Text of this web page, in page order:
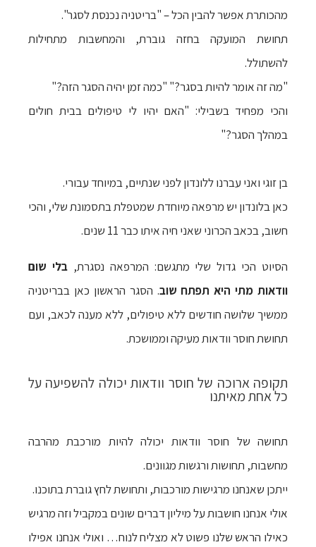
מהכותרת אפשר להבין הכל – "בריטניה נכנסת לסגר".
תחושת המועקה בחזה גוברת, והמחשבות מתחילות
להשתולל.
"מה זה אומר להיות בסגר?" "כמה זמן יהיה הסגר הזה?"
והכי מפחיד בשבילי: "האם יהיו לי טיפולים בבית חולים
במהלך הסגר?"
בן זוגי ואני עברנו ללונדון לפני שנתיים, במיוחד עבורי.
כאן בלונדון יש מרפאה מיוחדת שמטפלת בתסמונת שלי, והכי
חשוב, בכאב הכרוני שאני חיה איתו כבר 11 שנים.
הסיוט הכי גדול שלי מתגשם: המרפאה נסגרת,בלי שום
וודאות מתי היא תפתח שוב. הסגר הראשון כאן בבריטניה
ממשיך שלושה חודשים ללא טיפולים, ללא מענה לכאב, ועם
תחושת חוסר וודאות מעיקה וממושכת.
תקופה ארוכה של חוסר וודאות יכולה להשפיעה על
כל אחת מאיתנו
תחושה של חוסר וודאות יכולה להיות מורכבת מהרבה
מחשבות, תחושות ורגשות מגוונים.
ייתכן שאנחנו מרגישות מורכבות, ותחושת לחץ גוברת בתוכנו.
אולי אנחנו חושבות על מיליון דברים שונים במקביל וזה מרגיש
כאילו הראש שלנו פשוט לא מצליח לנוח… ואולי אנחנו אפילו